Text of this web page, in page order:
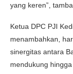
yang keren”,
Ketua DPC PJI
menambahkan,
sinergitas antara
mendukung